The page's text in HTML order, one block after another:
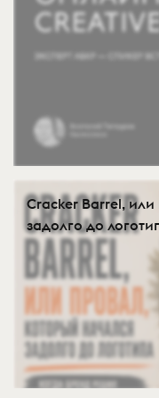
Cracker Barrel,
задолго до